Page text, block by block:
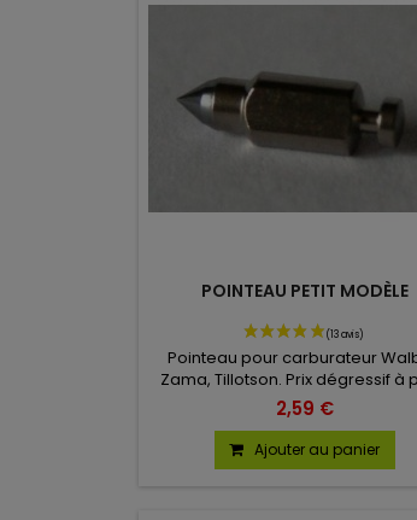
POINTEAU PETIT MODÈLE
Pointeau pour carburateur
Zama, Tillotson. Prix dégressif à
de 10.
2,59 €
Ajouter au panier